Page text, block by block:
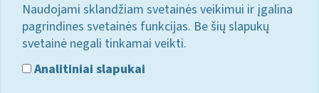
Naudojami sklandžiam svetainės veikimui ir įgalina
pagrindines svetainės funkcijas. Be šių slapukų
svetainė negali tinkamai veikti.
Analitiniai slapukai